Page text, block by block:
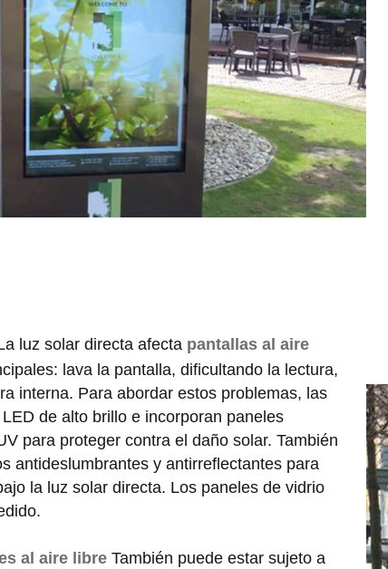
luz solar directa afecta pantallas al aire
lava la pantalla, dificultando la lectura,
interna. Para abordar estos problemas, las
de alto brillo e incorporan paneles
para proteger contra el daño solar. También
antideslumbrantes y antirreflectantes para
la luz solar directa. Los paneles de vidrio
al aire libreTambién puede estar sujeto a